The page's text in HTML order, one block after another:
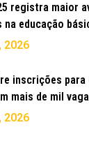
registra maior
na educação
2026
inscrições
mais de mil
2026